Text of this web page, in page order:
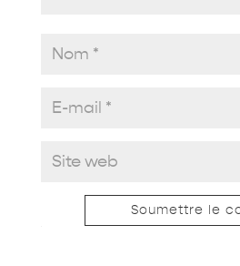
Soumettre le